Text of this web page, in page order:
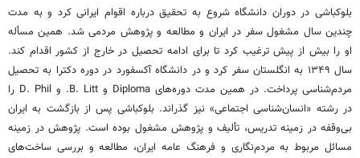
بلوکباشی در دوران دانشگاه شروع به تحقیق درباره اقوام ایرانی کرد و به مدت
چندین سال مشغول سفر در ایران و مطالعه و پژوهش مردمی شد. همین مسأله
او را بیش از پیش ترغیب کرد تا برای ادامه تحصیل در خارج از کشور اقدام کند.
سال ۱۳۴۹ به انگلستان سفر کرد و در دانشگاه آکسفورد در دوره دکترا به تحصیل
مردم‌شناسی پرداخت. در همین مدت دوره‌های Diploma و B. Litt. و D. Phil را
در رشته «انسان‌شناسی اجتماعی» نیز گذراند. بلوکباشی پس از بازگشت به ایران
بی‌وقفه در زمینه تدریس، تألیف و پژوهش مشغول بوده ‌است. پژوهش در زمینه
مسائل مربوط به مردم‌نگاری و فرهنگ عامه ایران، مطالعه و بررسی ساخت‌های